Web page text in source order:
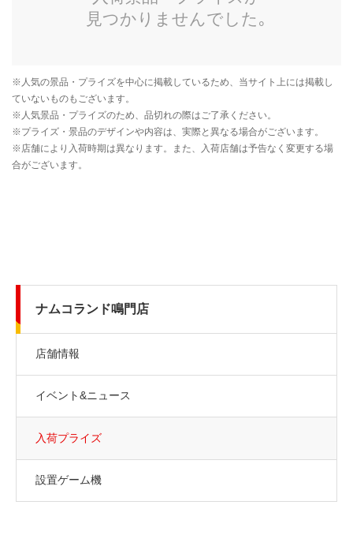
ナムコランド鳴門店
店舗情報
イベント&ニュース
入荷プライズ
設置ゲーム機